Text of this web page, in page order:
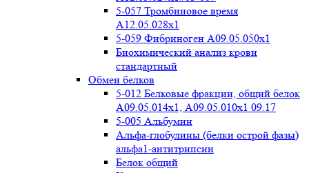
5-057 Тромбиновое время
А12.05.028x1
5-059 Фибриноген А09.05.050x1
Биохимический анализ крови
стандартный
Обмен белков
5-012 Белковые фракции, общий белок
А09.05.014х1, А09.05.010х1 09.17
5-005 Альбумин
Альфа-глобулины (белки острой фазы)
альфа1-антитрипсин
Белок общий